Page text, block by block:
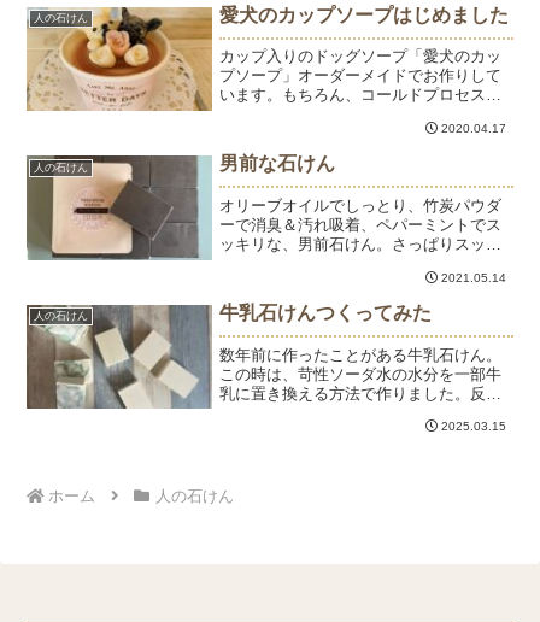
っぽい匂いがするもの...
人の石けん 愛犬のカップソープはじめました
カップ入りのドッグソープ「愛犬のカッ
プソープ」オーダーメイドでお作りして
います。もちろん、コールドプロセス製
したナチュラルな原料です。黒は竹炭パ
ウダー、ピンクはローズクレイなどな
ど。わんちゃんの毛色も天然...
2020.04.17
人の石けん 男前な石けん
オリーブオイルでしっとり、竹炭パウダ
ーで消臭＆汚れ吸着、ペパーミントでス
ッキリな、男前石けん。さっぱりスッキ
なる季節におすすめの石けんです。父の
日のプレゼントにもいいと思いますー。
石けんをプレゼントすると...
2021.05.14
人の石けん 牛乳石けんつくってみた
数年前に作ったことがある牛乳石けん。
この時は、苛性ソーダ水の水分を一部牛
乳に置き換える方法で作りました。反応
りました。この頃は石けん作りビギナー
2025.03.15
ホーム 人の石けん